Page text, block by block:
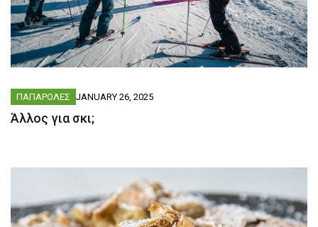
ΠΑΠΑΡΟΛΕΣ JANUARY 26, 2025
Άλλος για σκι;